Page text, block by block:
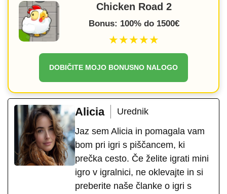
Chicken Road 2
Bonus: 100% do 1500€
★★★★★
DOBIČITE MOJO BONUSNO NALOGO
Alicia
Urednik
Jaz sem Alicia in pomagala vam
bom pri igri s piščancem, ki
prečka cesto. Če želite igrati mini
igro v igralnici, ne oklevajte in si
preberite naše članke o igri s